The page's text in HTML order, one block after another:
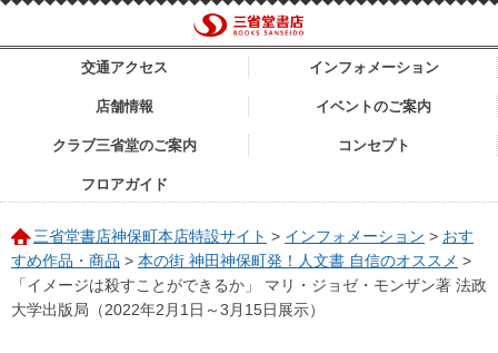
交通アクセス インフォメーション
店舗情報 イベントのご案内
クラブ三省堂のご案内 コンセプト
フロアガイド
三省堂書店神保町本店特設サイト > インフォメーション > おす
すめ作品・商品 > 本の街 神田神保町発！人文書 自信のオススメ >
「イメージは殺すことができるか」 マリ・ジョゼ・モンザン著 法政
大学出版局（2022年2月1日～3月15日展示）